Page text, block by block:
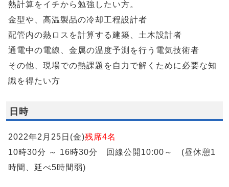
熱計算をイチから勉強したい方。
金型や、高温製品の冷却工程設計者
配管内の熱ロスを計算する建築、土木設計者
通電中の電線、金属の温度予測を行う電気技術者
その他、現場での熱課題を自力で解くために必要な知
識を得たい方
日時
2022年2月25日(金)残席4名
10時30分 ～ 16時30分 回線公開10:00～ (昼休憩1
時間、延べ5時間弱)